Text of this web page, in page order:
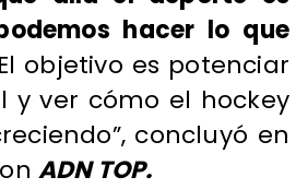
hacer lo que
El objetivo es potenciar
y ver cómo el hockey
concluyó en
ADN TOP.